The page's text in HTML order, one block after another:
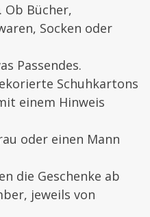
Bücher,
Socken oder
Passendes.
Schuhkartons
einem Hinweis
oder einen Mann
die Geschenke ab
jeweils von